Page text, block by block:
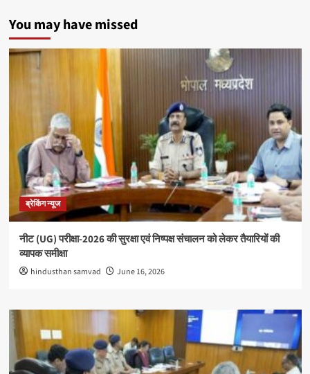
You may have missed
ब्रेकिंग न्यूज
नीट (UG) परीक्षा-2026 की सुरक्षा एवं निष्पक्ष संचालन को लेकर तैयारियों की
व्यापक समीक्षा
hindusthan samvad June 16, 2026